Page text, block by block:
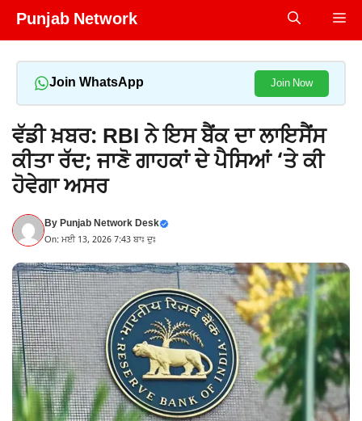
Skip
Punjab Network
Join WhatsApp Join Now
ਵੱਡੀ ਖ਼ਬਰ: RBI ਨੇ ਇਸ ਬੈਂਕ ਦਾ ਲਾਇਸੈਂਸ
ਕੀਤਾ ਰੱਦ; ਜਾਣੋ ਗਾਹਕਾਂ ਦੇ ਪੈਸਿਆਂ ‘ਤੇ ਕੀ
ਹੋਵੇਗਾ ਅਸਰ
ByPunjab Network Desk
On: ਮਈ 13, 2026 7:43 ਬਾਃ ਦੁਃ